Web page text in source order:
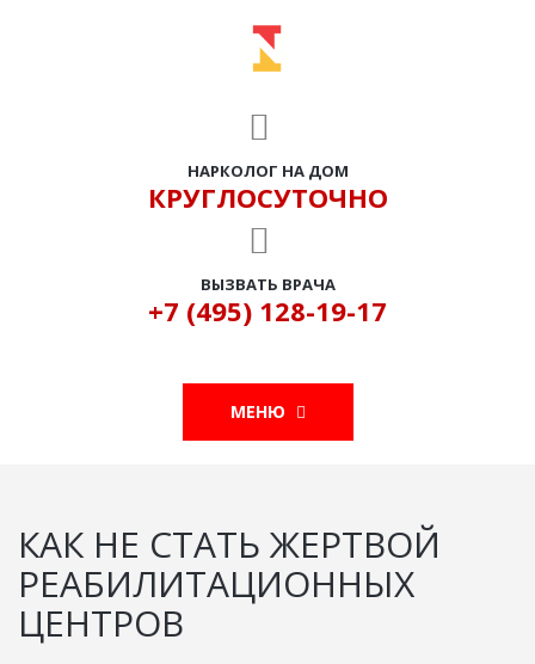
НАРКОЛОГ НА ДОМ
КРУГЛОСУТОЧНО
ВЫЗВАТЬ ВРАЧА
+7 (495) 128-19-17
МЕНЮ
КАК НЕ СТАТЬ ЖЕРТВОЙ
РЕАБИЛИТАЦИОННЫХ
ЦЕНТРОВ